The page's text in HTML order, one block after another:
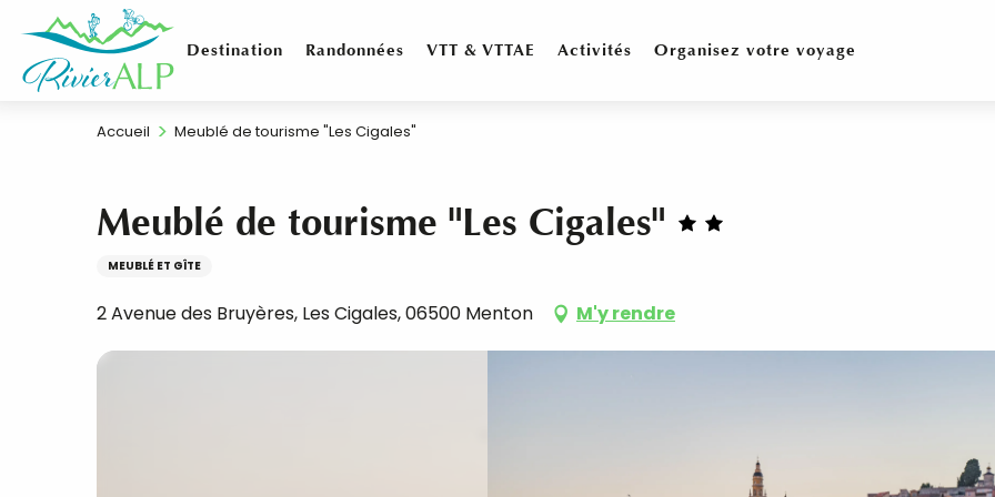
contenu
principal
Destination Randonnées VTT & VTTAE Activités Organisez votre voyage
Accueil Meublé de tourisme "Les Cigales"
Meublé de tourisme "Les Cigales"
MEUBLÉ ET GÎTE
2 Avenue des Bruyères, Les Cigales, 06500 Menton M'y rendre